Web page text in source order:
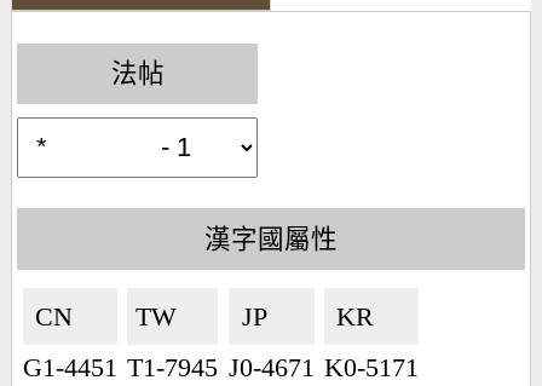
法帖
漢字國屬性
CN🇨🇳
G1-4451
TW🇹🇼
T1-7945
JP🇯🇵
J0-4671
KR🇰🇷
K0-5171